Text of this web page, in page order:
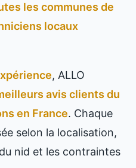
les communes de
locaux
, ALLO
avis clients du
en France. Chaque
selon la localisation,
du nid et les contraintes